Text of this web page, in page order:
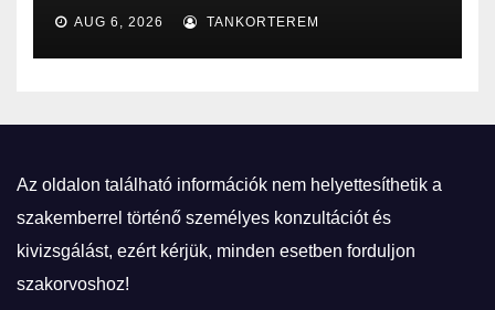
AUG 6, 2026 TANKORTEREM
Az oldalon található információk nem helyettesíthetik a
szakemberrel történő személyes konzultációt és
kivizsgálást, ezért kérjük, minden esetben forduljon
szakorvoshoz!